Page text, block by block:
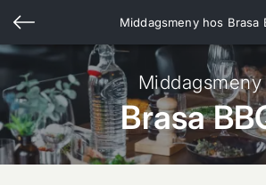
Middagsmeny hos Brasa
Middagsmeny
Brasa